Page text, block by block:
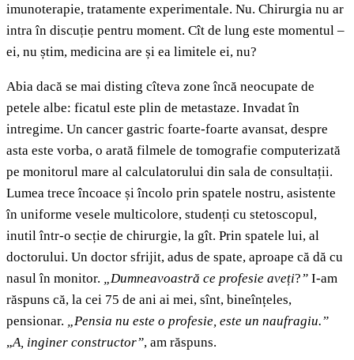
imunoterapie, tratamente experimentale. Nu. Chirurgia nu ar
intra în discuție pentru moment. Cît de lung este momentul –
ei, nu știm, medicina are și ea limitele ei, nu?
Abia dacă se mai disting cîteva zone încă neocupate de
petele albe: ficatul este plin de metastaze. Invadat în
intregime. Un cancer gastric foarte-foarte avansat, despre
asta este vorba, o arată filmele de tomografie computerizată
pe monitorul mare al calculatorului din sala de consultații.
Lumea trece încoace și încolo prin spatele nostru, asistente
în uniforme vesele multicolore, studenți cu stetoscopul,
inutil într-o secție de chirurgie, la gît. Prin spatele lui, al
doctorului. Un doctor sfrijit, adus de spate, aproape că dă cu
nasul în monitor. „Dumneavoastră ce profesie aveți?” I-am
răspuns că, la cei 75 de ani ai mei, sînt, bineînțeles,
pensionar. „Pensia nu este o profesie, este un naufragiu.”
„A, inginer constructor”, am răspuns.